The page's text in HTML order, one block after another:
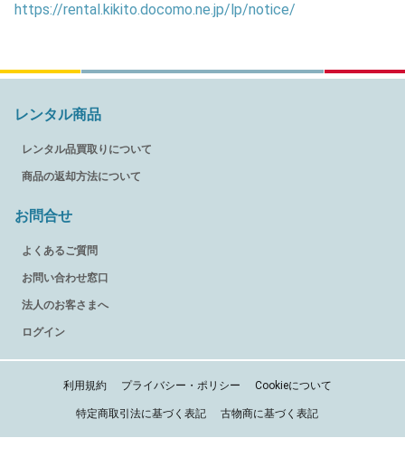
https://rental.kikito.docomo.ne.jp/lp/notice/
レンタル商品
レンタル品買取りについて
商品の返却方法について
お問合せ
よくあるご質問
お問い合わせ窓口
法人のお客さまへ
ログイン
利用規約 プライバシー・ポリシー Cookieについて
特定商取引法に基づく表記 古物商に基づく表記